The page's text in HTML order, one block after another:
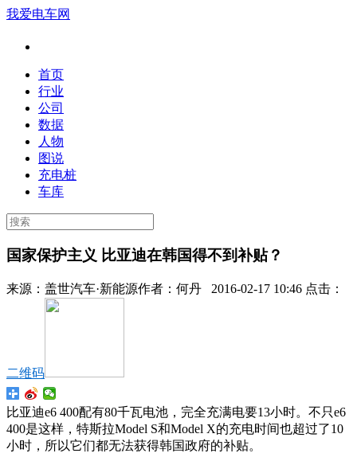
我爱电车网
首页
行业
公司
数据
人物
图说
充电桩
车库
国家保护主义 比亚迪在韩国得不到补贴？
来源： 盖世汽车·新能源作者： 何丹 2016-02-17 10:46 点击：
二维码
比亚迪e6 400配有80千瓦电池，完全充满电要13小时。不只e6
400是这样，特斯拉Model S和Model X的充电时间也超过了10
小时，所以它们都无法获得韩国政府的补贴。